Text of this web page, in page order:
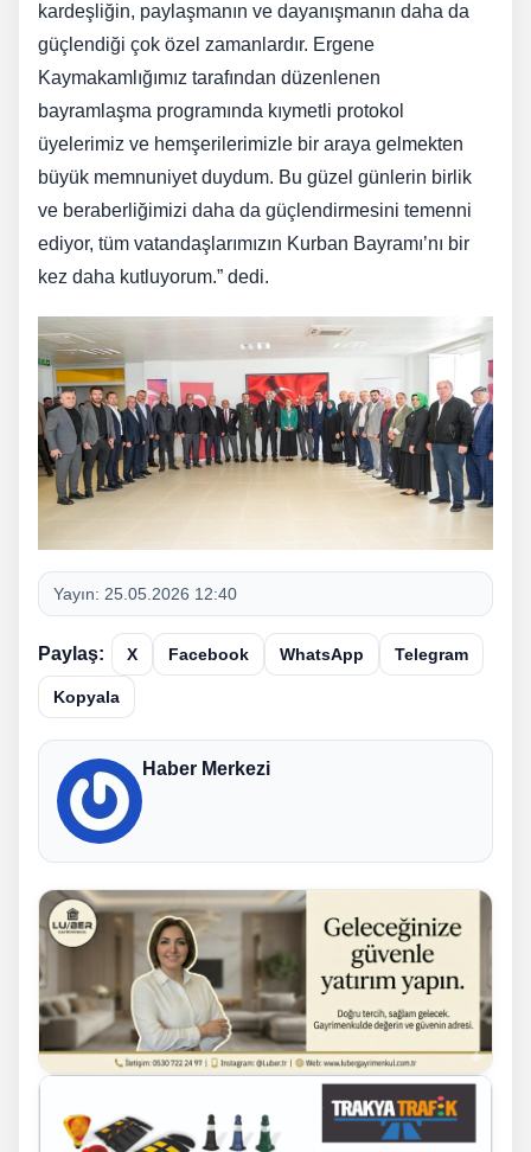
kardeşliğin, paylaşmanın ve dayanışmanın daha da
güçlendiği çok özel zamanlardır. Ergene
Kaymakamlığımız tarafından düzenlenen
bayramlaşma programında kıymetli protokol
üyelerimiz ve hemşerilerimizle bir araya gelmekten
büyük memnuniyet duydum. Bu güzel günlerin birlik
ve beraberliğimizi daha da güçlendirmesini temenni
ediyor, tüm vatandaşlarımızın Kurban Bayramı’nı bir
kez daha kutluyorum.” dedi.
Yayın: 25.05.2026 12:40
Paylaş: X Facebook WhatsApp Telegram
Kopyala
Haber Merkezi